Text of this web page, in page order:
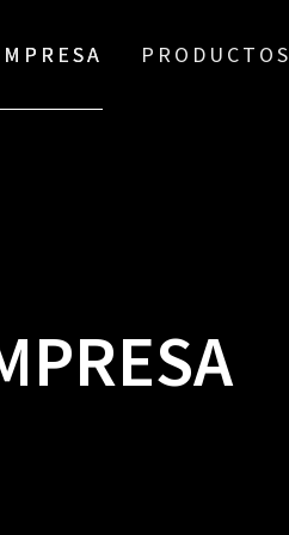
PRODUCTOS